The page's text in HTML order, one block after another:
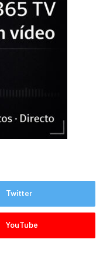
Twitter
YouTube